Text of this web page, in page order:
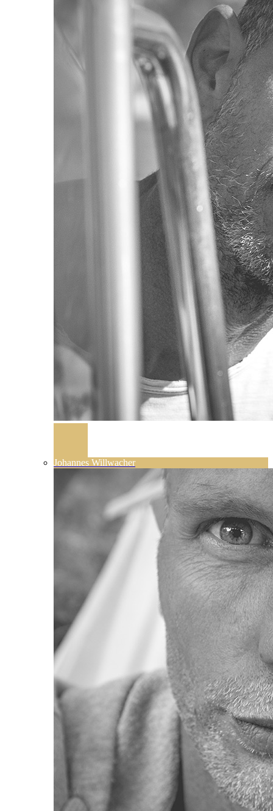
Johannes Willwacher